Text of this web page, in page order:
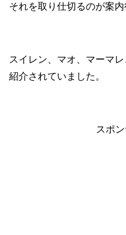
それを取り仕切るのが案
スイレン、マオ、マーマ
紹介されていました。
スポ